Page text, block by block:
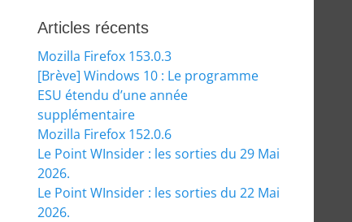
Articles récents
Mozilla Firefox 153.0.3
[Brève] Windows 10 : Le programme
ESU étendu d’une année
supplémentaire
Mozilla Firefox 152.0.6
Le Point WInsider : les sorties du 29 Mai
2026.
Le Point WInsider : les sorties du 22 Mai
2026.